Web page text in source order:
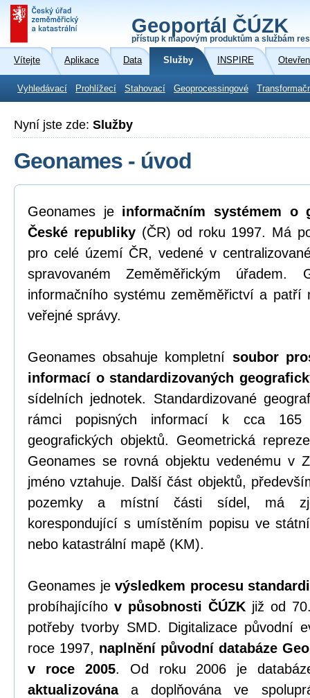
Geoportál ČÚZK
přístup k mapovým produktům a službám
Vítejte Aplikace Data Služby INSPIRE
Vyhledávací Prohlížecí Stahovací Geoprocessingové
Nyní jste zde: Služby
Geonames - úvod
Geonames je informačním systémem o
České republiky(ČR) od roku 1997. Má
pro celé území ČR, vedené v
spravovaném Zeměměřickým úřadem.
informačního systému zeměměřictví a patří
veřejné správy.
Geonames obsahuje kompletní soubor
informací o standardizovaných
sídelních jednotek. Standardizované
rámci popisných informací k cca 165
geografických objektů. Geometrická
Geonames se rovná objektu vedenému v
jméno vztahuje. Další část objektů,
pozemky a místní části sídel, má
korespondující s umístěním popisu ve
nebo katastrální mapě (KM).
Geonames je výsledkem procesu
probíhajícího v působnosti ČÚZK již od
potřeby tvorby SMD. Digitalizace původní
roce 1997, naplnění původní databáze
v roce 2005. Od roku 2006 je
aktualizovánaa doplňována ve